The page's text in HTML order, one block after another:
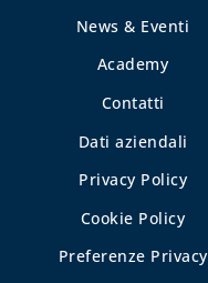
News & Eventi
Academy
Contatti
Dati aziendali
Privacy Policy
Cookie Policy
Preferenze Privacy